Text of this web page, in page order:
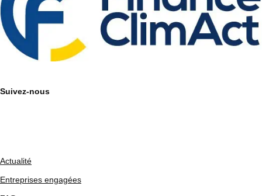
Suivez-nous
Actualité
Entreprises engagées